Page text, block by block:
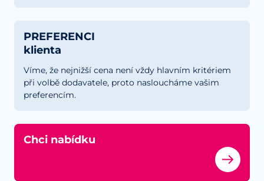
PREFERENCI
klienta
Víme, že nejnižší cena není vždy hlavním kritériem
při volbě dodavatele, proto nasloucháme vašim
preferencím.
Chci nabídku